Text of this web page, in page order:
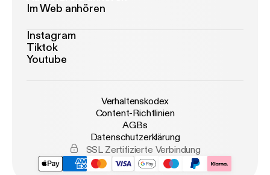
Im Web anhören
Instagram
Tiktok
Youtube
Verhaltenskodex
Content-Richtlinien
AGBs
Datenschutzerklärung
SSL Zertifizierte Verbindung